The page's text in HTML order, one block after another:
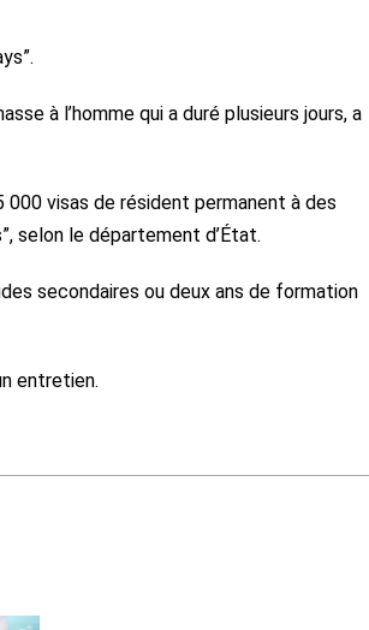
à l’homme qui a duré plusieurs jours, a
000 visas de résident permanent à des
selon le département d’État.
secondaires ou deux ans de formation
entretien.